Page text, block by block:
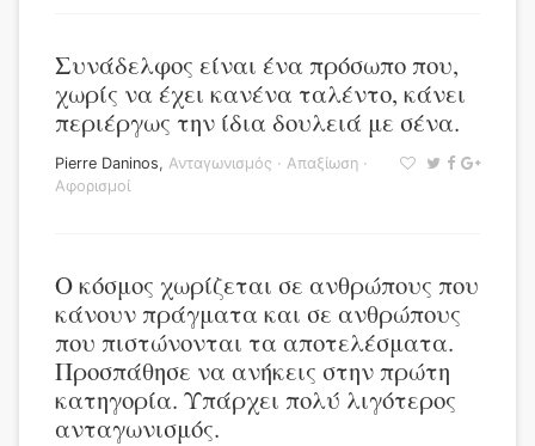
Συνάδελφος είναι ένα πρόσωπο που,
χωρίς να έχει κανένα ταλέντο, κάνει
περιέργως την ίδια δουλειά με σένα.
Pierre Daninos, Ανταγωνισμός · Απαξίωση ·
Αφορισμοί
Ο κόσμος χωρίζεται σε ανθρώπους που
κάνουν πράγματα και σε ανθρώπους
που πιστώνονται τα αποτελέσματα.
Προσπάθησε να ανήκεις στην πρώτη
κατηγορία. Υπάρχει πολύ λιγότερος
ανταγωνισμός.